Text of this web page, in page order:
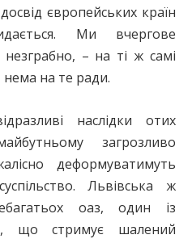
європейських країн
Ми вчергове
– на ті ж самі
нема на те ради.
наслідки отих
загрозливо
деформуватимуть
Львівська ж
оаз, один із
що стримує шалений